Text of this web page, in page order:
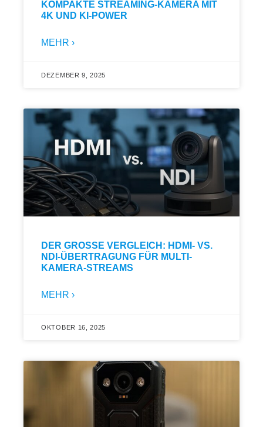
KOMPAKTE STREAMING-KAMERA MIT
4K UND KI-POWER
MEHR ›
DEZEMBER 9, 2025
DER GROSSE VERGLEICH: HDMI- VS. N
DI-ÜBERTRAGUNG FÜR MULTI-K
AMERA-STREAMS
MEHR ›
OKTOBER 16, 2025